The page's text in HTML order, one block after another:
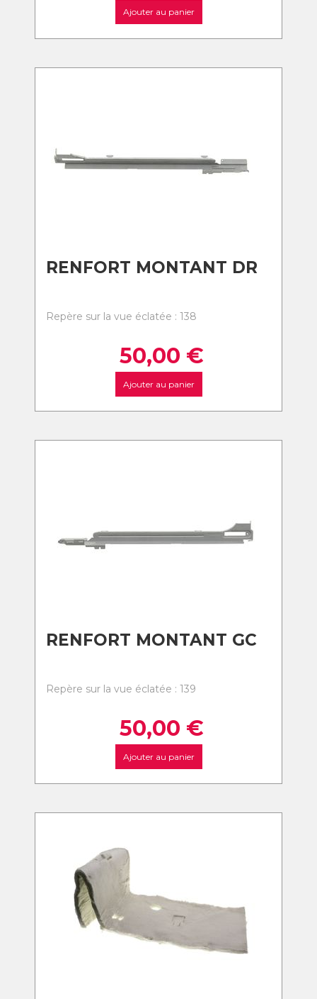
Ajouter au panier
RENFORT MONTANT DR
Repère sur la vue éclatée : 138
50,00 €
Ajouter au panier
RENFORT MONTANT GC
Repère sur la vue éclatée : 139
50,00 €
Ajouter au panier